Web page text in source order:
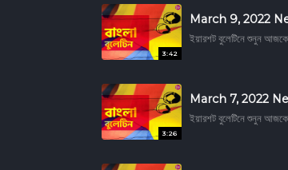
3:42
March 9, 2022
ইয়ারশট বুলেটিনে শুনুন আজকের
3:26
March 7, 2022
ইয়ারশট বুলেটিনে শুনুন আজকের